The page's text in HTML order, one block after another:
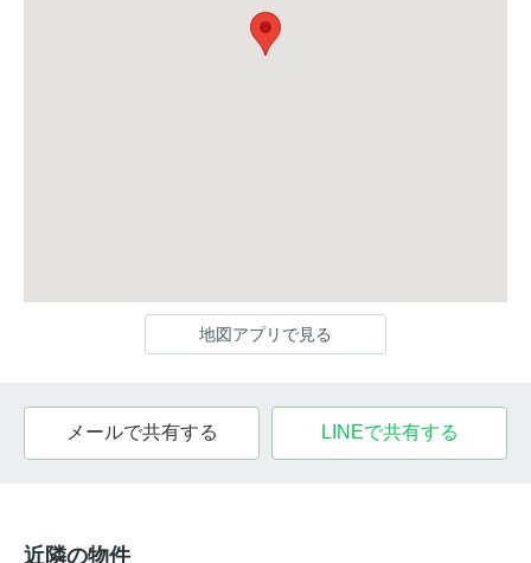
地図アプリで見る
メールで共有する LINEで共有する
近隣の物件